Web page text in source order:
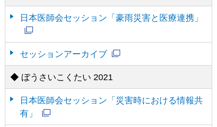
日本医師会セッション「豪雨災害と医療連携」
セッションアーカイブ
◆ ぼうさいこくたい 2021
日本医師会セッション「災害時における情報共
有」